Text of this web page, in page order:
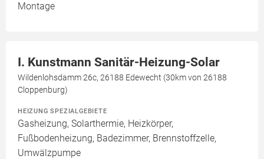
Montage
I. Kunstmann Sanitär-Heizung-Solar
Wildenlohsdamm 26c, 26188 Edewecht (30km von 26188
Cloppenburg)
HEIZUNG SPEZIALGEBIETE
Gasheizung, Solarthermie, Heizkörper,
Fußbodenheizung, Badezimmer, Brennstoffzelle,
Umwälzpumpe